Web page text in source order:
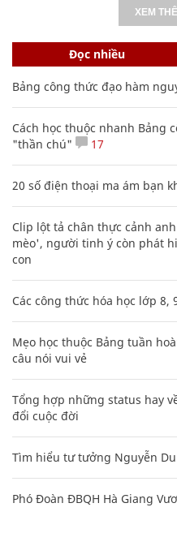
XEM
Đọc nhiều
Bảng công thức đạo hàm
Cách học thuộc nhanh Bảng
"thần chú"
17
20 số điện thoại ma ám bạn
Clip lột tả chân thực cảnh
mèo', người tinh ý còn phát
con
Các công thức hóa học lớp 8,
Mẹo học thuộc Bảng tuần
câu nói vui vẻ
Tổng hợp những status hay
đổi cuộc đời
Tìm hiểu tư tưởng Nguyễn
Phó Đoàn ĐBQH Hà Giang